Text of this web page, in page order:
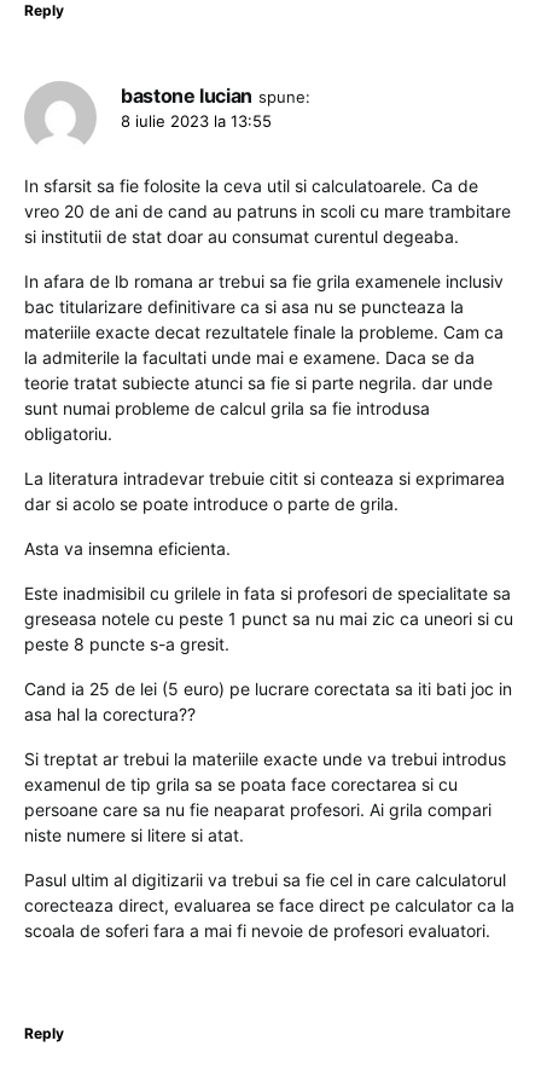
Reply
bastone lucian spune:
8 iulie 2023 la 13:55
In sfarsit sa fie folosite la ceva util si calculatoarele. Ca de
vreo 20 de ani de cand au patruns in scoli cu mare trambitare
si institutii de stat doar au consumat curentul degeaba.
In afara de lb romana ar trebui sa fie grila examenele inclusiv
bac titularizare definitivare ca si asa nu se puncteaza la
materiile exacte decat rezultatele finale la probleme. Cam ca
la admiterile la facultati unde mai e examene. Daca se da
teorie tratat subiecte atunci sa fie si parte negrila. dar unde
sunt numai probleme de calcul grila sa fie introdusa
obligatoriu.
La literatura intradevar trebuie citit si conteaza si exprimarea
dar si acolo se poate introduce o parte de grila.
Asta va insemna eficienta.
Este inadmisibil cu grilele in fata si profesori de specialitate sa
greseasa notele cu peste 1 punct sa nu mai zic ca uneori si cu
peste 8 puncte s-a gresit.
Cand ia 25 de lei (5 euro) pe lucrare corectata sa iti bati joc in
asa hal la corectura??
Si treptat ar trebui la materiile exacte unde va trebui introdus
examenul de tip grila sa se poata face corectarea si cu
persoane care sa nu fie neaparat profesori. Ai grila compari
niste numere si litere si atat.
Pasul ultim al digitizarii va trebui sa fie cel in care calculatorul
corecteaza direct, evaluarea se face direct pe calculator ca la
scoala de soferi fara a mai fi nevoie de profesori evaluatori.
Reply